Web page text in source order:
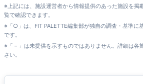
※上記には、施設運営者から情報提供のあった施設を掲
覧で確認できます。
※「○」は、FIT PALETTE編集部が独自の調査・基準に
です。
※「－」は未提供を示すものではありません。詳細は各
さい。